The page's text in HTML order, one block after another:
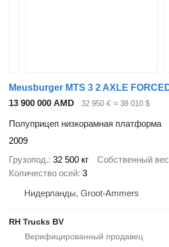
13 900 000 AMD 32 950 € ≈ 38 010 $
Полуприцеп низкорамная платформа
2009
Грузопод. 32 500 кг Собственный вес
Количество осей 3
Нидерланды, Groot-Ammers
RH Trucks BV